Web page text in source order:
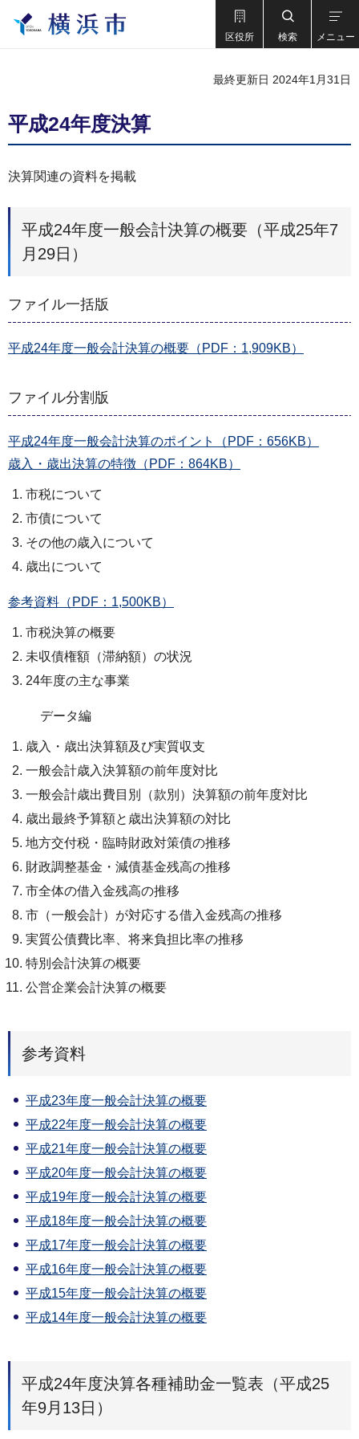
区役所 検索 メニュー
最終更新日 2024年1月31日
平成24年度決算
決算関連の資料を掲載
平成24年度一般会計決算の概要（平成25年7
月29日）
ファイル一括版
平成24年度一般会計決算の概要（PDF：1,909KB）
ファイル分割版
平成24年度一般会計決算のポイント（PDF：656KB）
歳入・歳出決算の特徴（PDF：864KB）
市税について
市債について
その他の歳入について
歳出について
参考資料（PDF：1,500KB）
市税決算の概要
未収債権額（滞納額）の状況
24年度の主な事業
データ編
歳入・歳出決算額及び実質収支
一般会計歳入決算額の前年度対比
一般会計歳出費目別（款別）決算額の前年度対比
歳出最終予算額と歳出決算額の対比
地方交付税・臨時財政対策債の推移
財政調整基金・減債基金残高の推移
市全体の借入金残高の推移
市（一般会計）が対応する借入金残高の推移
実質公債費比率、将来負担比率の推移
特別会計決算の概要
公営企業会計決算の概要
参考資料
平成23年度一般会計決算の概要
平成22年度一般会計決算の概要
平成21年度一般会計決算の概要
平成20年度一般会計決算の概要
平成19年度一般会計決算の概要
平成18年度一般会計決算の概要
平成17年度一般会計決算の概要
平成16年度一般会計決算の概要
平成15年度一般会計決算の概要
平成14年度一般会計決算の概要
平成24年度決算各種補助金一覧表（平成25
年9月13日）